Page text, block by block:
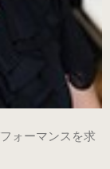
ォーマンスを求